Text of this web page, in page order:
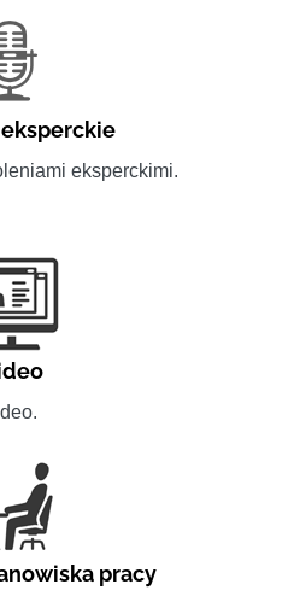
eksperckimi.
pracy